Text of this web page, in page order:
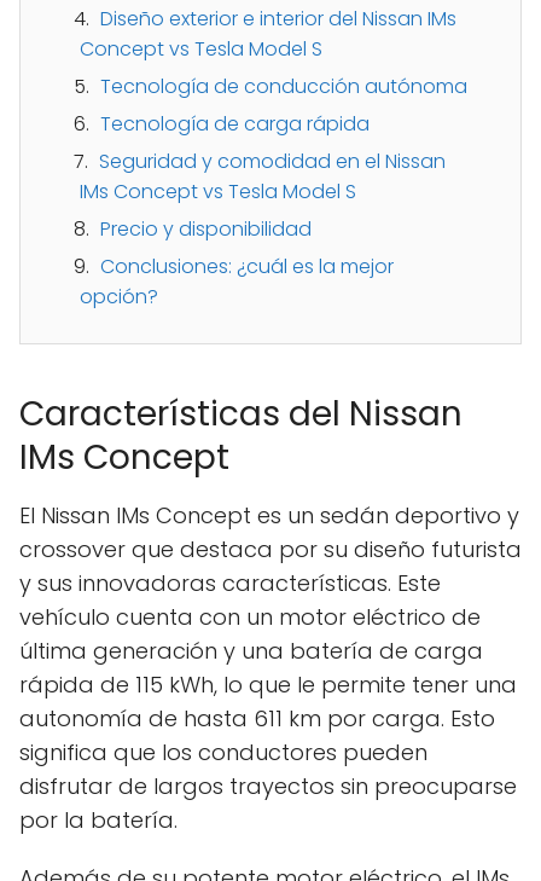
Diseño exterior e interior del Nissan IMs
Concept vs Tesla Model S
Tecnología de conducción autónoma
Tecnología de carga rápida
Seguridad y comodidad en el Nissan
IMs Concept vs Tesla Model S
Precio y disponibilidad
Conclusiones: ¿cuál es la mejor
opción?
Características del Nissan
IMs Concept
El Nissan IMs Concept es un sedán deportivo y
crossover que destaca por su diseño futurista
y sus innovadoras características. Este
vehículo cuenta con un motor eléctrico de
última generación y una batería de carga
rápida de 115 kWh, lo que le permite tener una
autonomía de hasta 611 km por carga. Esto
significa que los conductores pueden
disfrutar de largos trayectos sin preocuparse
por la batería.